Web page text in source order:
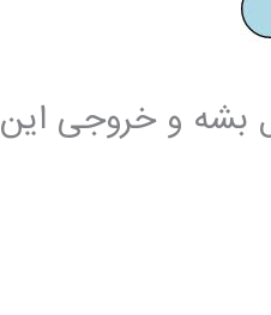
بشه و خروجی این